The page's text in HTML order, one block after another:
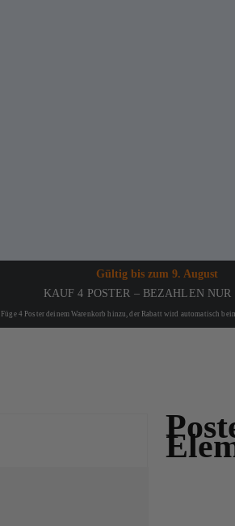
Gültig bis zum 9. August
KAUF 4 POSTER – BEZAHLEN NUR
Füge 4 Poster deinem Warenkorb hinzu, der Rabatt wird automatisch